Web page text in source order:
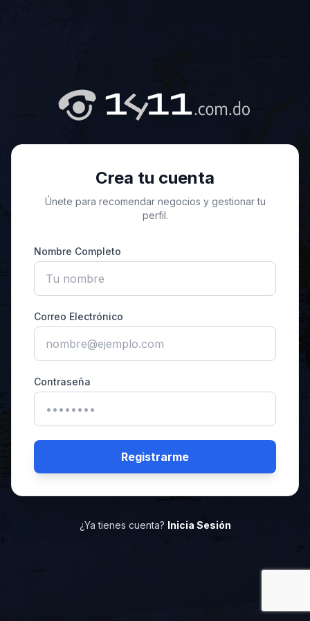
Crea tu cuenta
Únete para recomendar negocios y gestionar tu
perfil.
Nombre Completo
Correo Electrónico
Contraseña
Registrarme
¿Ya tienes cuenta? Inicia Sesión